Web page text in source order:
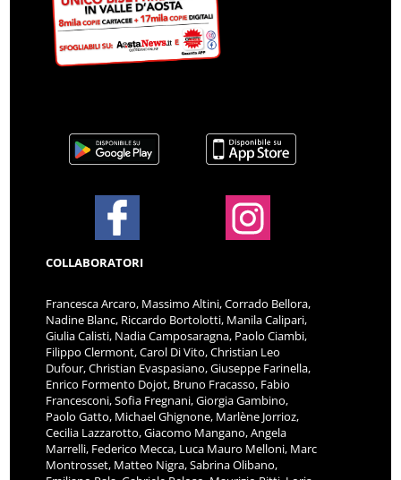
COLLABORATORI
Francesca Arcaro, Massimo Altini, Corrado Bellora,
Nadine Blanc, Riccardo Bortolotti, Manila Calipari,
Giulia Calisti, Nadia Camposaragna, Paolo Ciambi,
Filippo Clermont, Carol Di Vito, Christian Leo
Dufour, Christian Evaspasiano, Giuseppe Farinella,
Enrico Formento Dojot, Bruno Fracasso, Fabio
Francesconi, Sofia Fregnani, Giorgia Gambino,
Paolo Gatto, Michael Ghignone, Marlène Jorrioz,
Cecilia Lazzarotto, Giacomo Mangano, Angela
Marrelli, Federico Mecca, Luca Mauro Melloni, Marc
Montrosset, Matteo Nigra, Sabrina Olibano,